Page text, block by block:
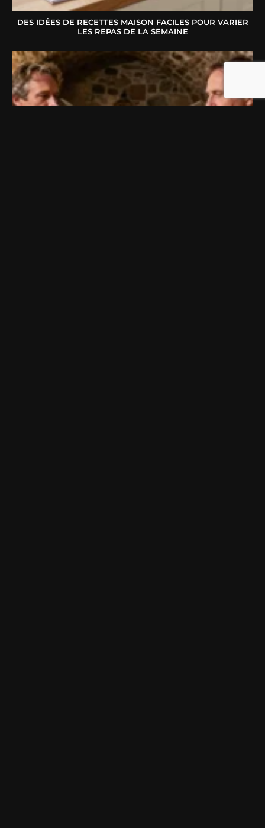
DES IDÉES DE RECETTES MAISON FACILES POUR VARIER
LES REPAS DE LA SEMAINE